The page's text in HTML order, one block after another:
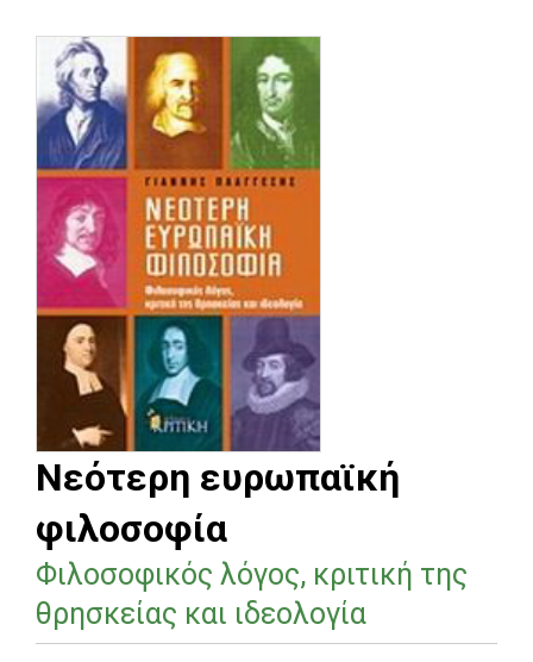
Νεότερη ευρωπαϊκή
φιλοσοφία
Φιλοσοφικός λόγος, κριτική της
θρησκείας και ιδεολογία